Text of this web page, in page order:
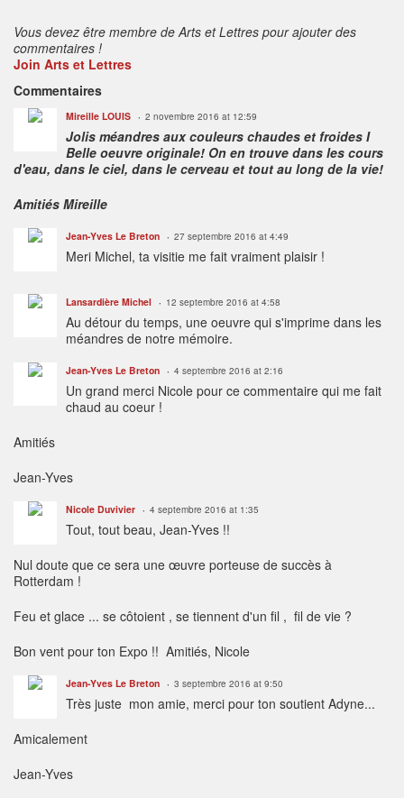
Vous devez être membre de Arts et Lettres pour ajouter des
commentaires !
Join Arts et Lettres
Commentaires
Mireille LOUIS 2 novembre 2016 at 12:59
Jolis méandres aux couleurs chaudes et froides I
Belle oeuvre originale! On en trouve dans les cours
d'eau, dans le ciel, dans le cerveau et tout au long de la vie!
Amitiés Mireille
Jean-Yves Le Breton 27 septembre 2016 at 4:49
Meri Michel, ta visitie me fait vraiment plaisir !
Lansardière Michel 12 septembre 2016 at 4:58
Au détour du temps, une oeuvre qui s'imprime dans les
méandres de notre mémoire.
Jean-Yves Le Breton 4 septembre 2016 at 2:16
Un grand merci Nicole pour ce commentaire qui me fait
chaud au coeur !
Amitiés
Jean-Yves
Nicole Duvivier 4 septembre 2016 at 1:35
Tout, tout beau, Jean-Yves !!
Nul doute que ce sera une œuvre porteuse de succès à
Rotterdam !
Feu et glace ... se côtoient , se tiennent d'un fil , fil de vie ?
Bon vent pour ton Expo !! Amitiés, Nicole
Jean-Yves Le Breton 3 septembre 2016 at 9:50
Très juste mon amie, merci pour ton soutient Adyne...
Amicalement
Jean-Yves